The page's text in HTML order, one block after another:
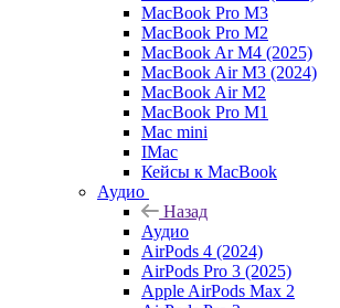
MacBook Pro M3
MacBook Pro M2
MacBook Ar M4 (2025)
MacBook Air M3 (2024)
MacBook Air M2
MacBook Pro M1
Mac mini
IMac
Кейсы к MacBook
Аудио
Назад
Аудио
AirPods 4 (2024)
AirPods Pro 3 (2025)
Apple AirPods Max 2